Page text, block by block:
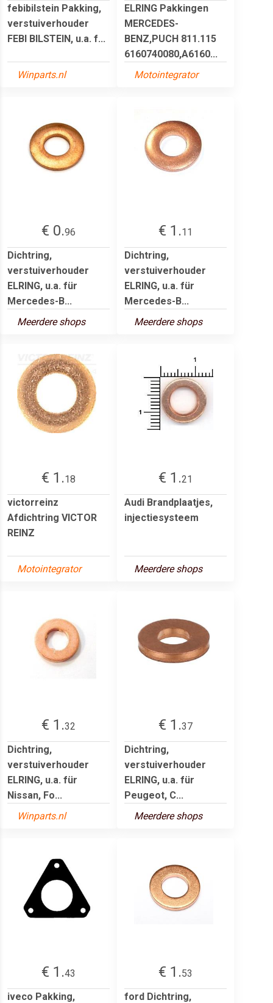
febibilstein Pakking,
verstuiverhouder
FEBI BILSTEIN, u.a. f...
Winparts.nl
ELRING Pakkingen
MERCEDES-
BENZ,PUCH 811.115
6160740080,A6160...
Motointegrator
€ 0.96
Dichtring,
verstuiverhouder
ELRING, u.a. für
Mercedes-B...
Meerdere shops
€ 1.11
Dichtring,
verstuiverhouder
ELRING, u.a. für
Mercedes-B...
Meerdere shops
€ 1.18
victorreinz
Afdichtring VICTOR
REINZ
Motointegrator
€ 1.21
Audi Brandplaatjes,
injectiesysteem
Meerdere shops
€ 1.32
Dichtring,
verstuiverhouder
ELRING, u.a. für
Nissan, Fo...
Winparts.nl
€ 1.37
Dichtring,
verstuiverhouder
ELRING, u.a. für
Peugeot, C...
Meerdere shops
€ 1.43
iveco Pakking,
€ 1.53
ford Dichtring,